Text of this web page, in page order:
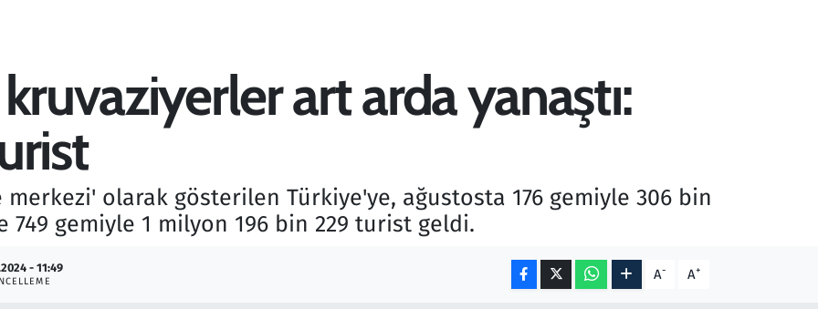
art arda yanaştı:
olarak gösterilen Türkiye'ye, ağustosta 176 gemiyle 306 bin
gemiyle 1 milyon 196 bin 229 turist geldi.
- 11:49 A- A+